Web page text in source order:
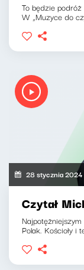
To będzie
W „Muzyce do
28 stycznia 2024
Czytał
Polak. Kościoły i